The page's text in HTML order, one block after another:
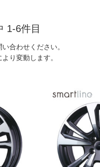
1-6件目
合わせください。
り変動します。